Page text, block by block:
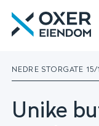
innhold
|
NEDRE STORGATE 15/
Unike